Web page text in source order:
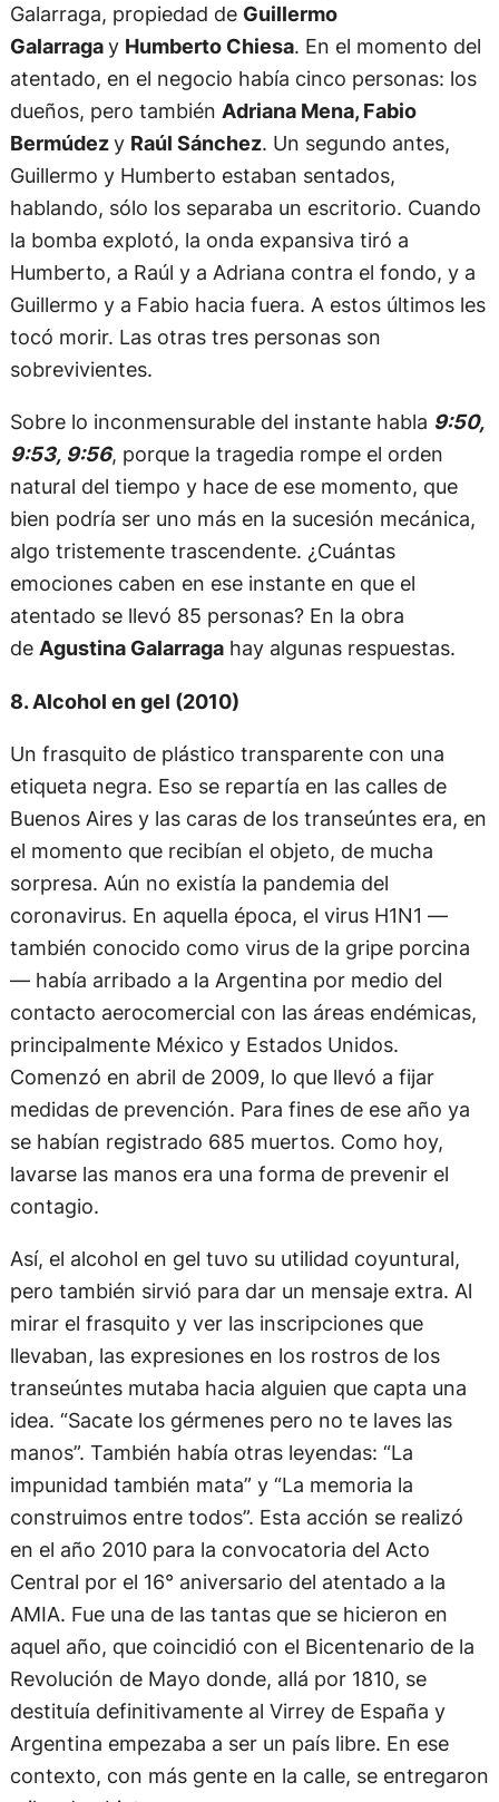
Galarraga, propiedad de Guillermo
Galarragay Humberto Chiesa. En el momento del
atentado, en el negocio había cinco personas: los
dueños, pero también Adriana Mena, Fabio
Bermúdezy Raúl Sánchez. Un segundo antes,
Guillermo y Humberto estaban sentados,
hablando, sólo los separaba un escritorio. Cuando
la bomba explotó, la onda expansiva tiró a
Humberto, a Raúl y a Adriana contra el fondo, y a
Guillermo y a Fabio hacia fuera. A estos últimos les
tocó morir. Las otras tres personas son
sobrevivientes.
Sobre lo inconmensurable del instante habla 9:50,
9:53, 9:56, porque la tragedia rompe el orden
natural del tiempo y hace de ese momento, que
bien podría ser uno más en la sucesión mecánica,
algo tristemente trascendente. ¿Cuántas
emociones caben en ese instante en que el
atentado se llevó 85 personas? En la obra
de Agustina Galarragahay algunas respuestas.
8. Alcohol en gel (2010)
Un frasquito de plástico transparente con una
etiqueta negra. Eso se repartía en las calles de
Buenos Aires y las caras de los transeúntes era, en
el momento que recibían el objeto, de mucha
sorpresa. Aún no existía la pandemia del
coronavirus. En aquella época, el virus H1N1 —
también conocido como virus de la gripe porcina
— había arribado a la Argentina por medio del
contacto aerocomercial con las áreas endémicas,
principalmente México y Estados Unidos.
Comenzó en abril de 2009, lo que llevó a fijar
medidas de prevención. Para fines de ese año ya
se habían registrado 685 muertos. Como hoy,
lavarse las manos era una forma de prevenir el
contagio.
Así, el alcohol en gel tuvo su utilidad coyuntural,
pero también sirvió para dar un mensaje extra. Al
mirar el frasquito y ver las inscripciones que
llevaban, las expresiones en los rostros de los
transeúntes mutaba hacia alguien que capta una
idea. “Sacate los gérmenes pero no te laves las
manos”. También había otras leyendas: “La
impunidad también mata” y “La memoria la
construimos entre todos”. Esta acción se realizó
en el año 2010 para la convocatoria del Acto
Central por el 16° aniversario del atentado a la
AMIA. Fue una de las tantas que se hicieron en
aquel año, que coincidió con el Bicentenario de la
Revolución de Mayo donde, allá por 1810, se
destituía definitivamente al Virrey de España y
Argentina empezaba a ser un país libre. En ese
contexto, con más gente en la calle, se entregaron